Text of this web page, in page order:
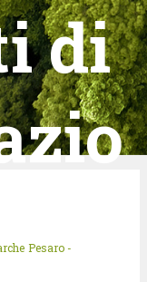
di
Pesaro -